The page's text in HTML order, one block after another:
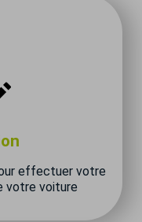
effectuer votre
votre voiture